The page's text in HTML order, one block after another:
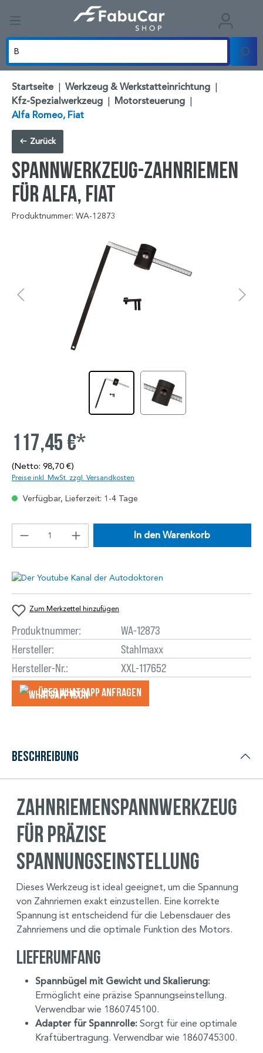
Startseite | Werkzeug & Werkstatteinrichtung |
Kfz-Spezialwerkzeug | Motorsteuerung |
Alfa Romeo, Fiat
Zurück
Spannwerkzeug-Zahnriemen
für Alfa, Fiat
Produktnummer: WA-12873
117,45 €*
(Netto: 98,70 €)
Preise inkl. MwSt. zzgl. Versandkosten
Verfügbar, Lieferzeit: 1-4 Tage
In den Warenkorb
Zum Merkzettel hinzufügen
Produktnummer:
WA-12873
Hersteller:
Stahlmaxx
Hersteller-Nr.:
XXL-117652
Über WhatsApp anfragеn
Beschreibung
Zahnriemenspannwerkzeug
für präzise
Spannungseinstellung
Dieses Werkzeug ist ideal geeignet, um die Spannung
von Zahnriemen exakt einzustellen. Eine korrekte
Spannung ist entscheidend für die Lebensdauer des
Zahnriemens und die optimale Funktion des Motors.
Lieferumfang
Spannbügel mit Gewicht und Skalierung:
Ermöglicht eine präzise Spannungseinstellung.
Verwendbar wie 1860745100.
Adapter für Spannrolle: Sorgt für eine optimale
Kraftübertragung. Verwendbar wie 1860745300.